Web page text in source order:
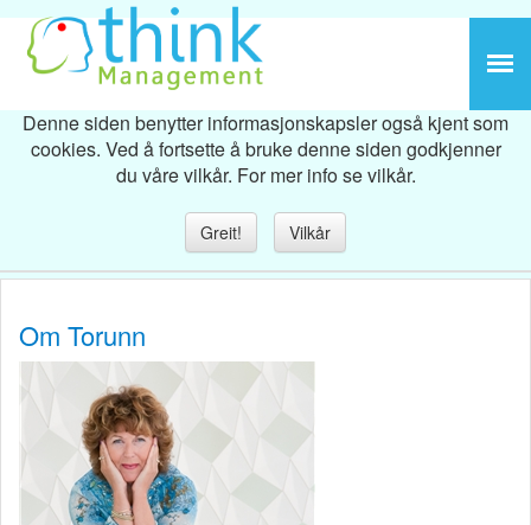
Denne siden benytter informasjonskapsler også kjent som
cookies. Ved å fortsette å bruke denne siden godkjenner
du våre vilkår. For mer info se vilkår.
Greit! Vilkår
Om Torunn